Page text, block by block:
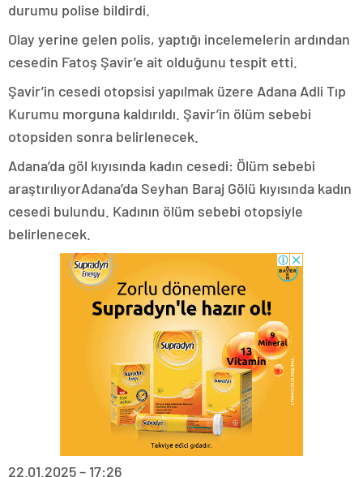
durumu polise bildirdi.
Olay yerine gelen polis, yaptığı incelemelerin ardından
cesedin Fatoş Şavir’e ait olduğunu tespit etti.
Şavir’in cesedi otopsisi yapılmak üzere Adana Adli Tıp
Kurumu morguna kaldırıldı. Şavir’in ölüm sebebi
otopsiden sonra belirlenecek.
Adana’da göl kıyısında kadın cesedi: Ölüm sebebi
araştırılıyorAdana’da Seyhan Baraj Gölü kıyısında kadın
cesedi bulundu. Kadının ölüm sebebi otopsiyle
belirlenecek.
22.01.2025 – 17:26